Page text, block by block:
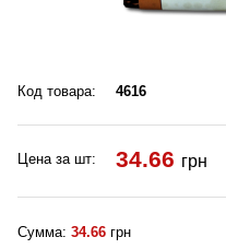
Код товара: 4616
Цена за шт: 34.66 грн
Сумма: 34.66 грн